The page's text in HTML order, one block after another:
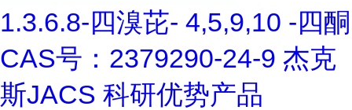
1.3.6.8-四溴芘- 4,5,9,10 -四酮
CAS号：2379290-24-9 杰克
斯JACS 科研优势产品